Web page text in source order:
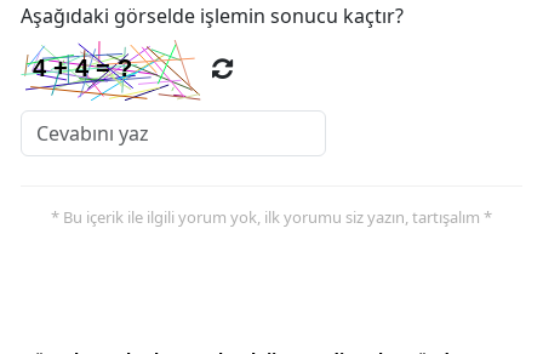
Aşağıdaki görselde işlemin sonucu kaçtır?
* Bu içerik ile ilgili yorum yok, ilk yorumu siz yazın, tartışalım *